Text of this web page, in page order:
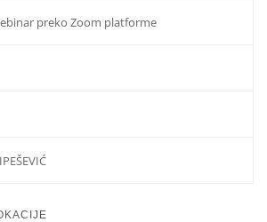
preko Zoom platforme